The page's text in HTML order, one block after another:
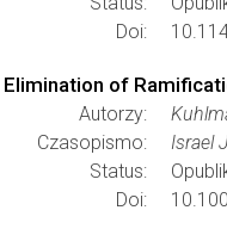
Doi:
Elimination of
Autorzy:
Czasopismo:
Israel
Status:
Doi: